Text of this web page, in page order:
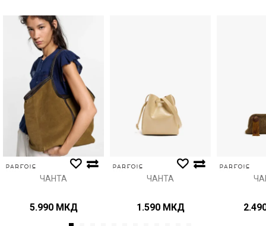
Порака
Анти спам заштита - пресметајте колку е 6 - 1 :
ЧАНТА
5.990 МКД
ЧАНТА
1.590 МКД